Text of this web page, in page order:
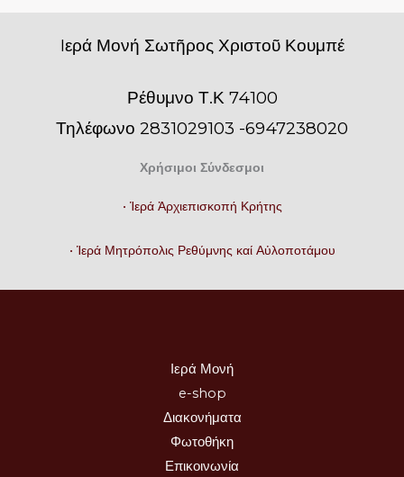
Iερά Μονή Σωτῆρος Χριστοῦ Κουμπέ
Ρέθυμνο Τ.Κ 74100
Τηλέφωνο 2831029103 -6947238020
Χρήσιμοι Σύνδεσμοι
• Ἱερά Ἀρχιεπισκοπή Κρήτης
• Ἱερά Μητρόπολις Ρεθύμνης καί Αὐλοποτάμου
Ιερά Μονή
e-shop
Διακονήματα
Φωτοθήκη
Επικοινωνία